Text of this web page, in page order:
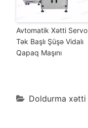
Avtomatik Xətti Servo
Tək Başlı Şüşə Vidalı
Qapaq Maşını
Doldurma xətti